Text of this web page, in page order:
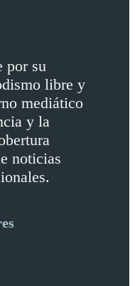
por su
libre y
mediático
y la
noticias